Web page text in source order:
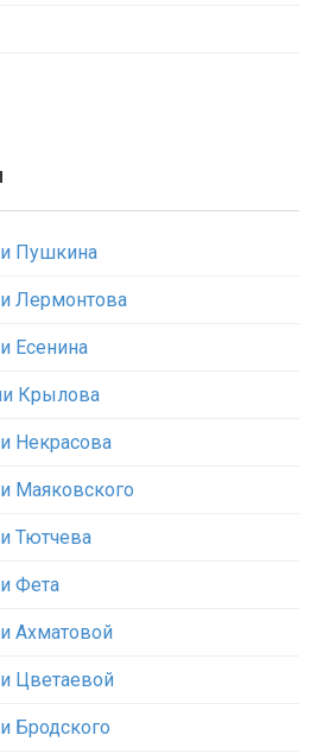
Пушкина
Лермонтова
Есенина
Крылова
Некрасова
Маяковского
Тютчева
Фета
Ахматовой
Цветаевой
Бродского